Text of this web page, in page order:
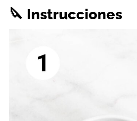
🔪 Instrucciones